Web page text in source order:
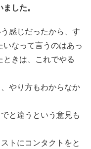
した。
感じだったから、す
なって言うのはあっ
きは、これでやる
やり方もわからなか
と違うという意見も
トにコンタクトをと